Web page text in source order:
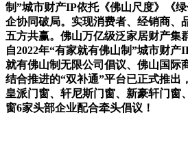
制”城市财产IP依托《佛山尺度》《
企协同破局。实现消费者、经销商、
五方共赢。佛山万亿级泛家居财产集
自2022年“有家就有佛山制”城市财
就有佛山制无限公司倡议、佛山国际
结合推进的“双补通”平台已正式推出
皇派门窗、轩尼斯门窗、新豪轩门窗
窗6家头部企业配合牵头倡议！